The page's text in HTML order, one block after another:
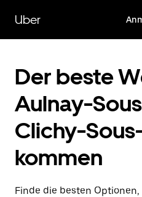
zum
Hauptinhalt
Uber
Der beste
Aulnay-
Clichy-
kommen
Finde die besten